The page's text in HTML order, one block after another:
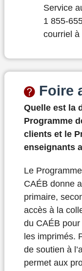
Service
1 855-
courriel à
Foire
Quelle est la
Programme
clients et le
enseignants
Le
CAÉB donne
primaire,
accès à la
du CAÉB
les imprimés.
de soutien à
permet aux